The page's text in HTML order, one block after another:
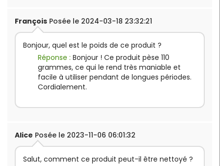
François Posée le 2024-03-18 23:32:21
Bonjour, quel est le poids de ce produit ?
Réponse : Bonjour ! Ce produit pèse 110
grammes, ce qui le rend très maniable et
facile à utiliser pendant de longues périodes.
Cordialement.
Alice Posée le 2023-11-06 06:01:32
Salut, comment ce produit peut-il être nettoyé ?